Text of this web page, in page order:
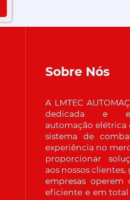
Sobre Nós
A LMTEC
dedicada e
automação elétrica
sistema de
experiência no
proporcionar
aos nossos
empresas operem
eficiente e em